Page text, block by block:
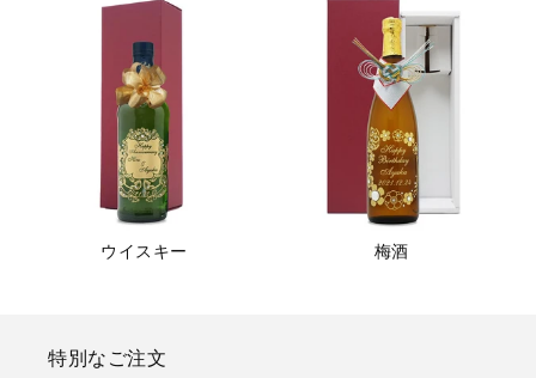
ウイスキー 梅酒
特別なご注文